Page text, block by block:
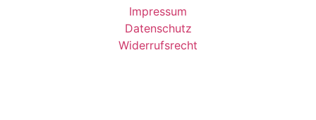
Impressum
Datenschutz
Widerrufsrecht